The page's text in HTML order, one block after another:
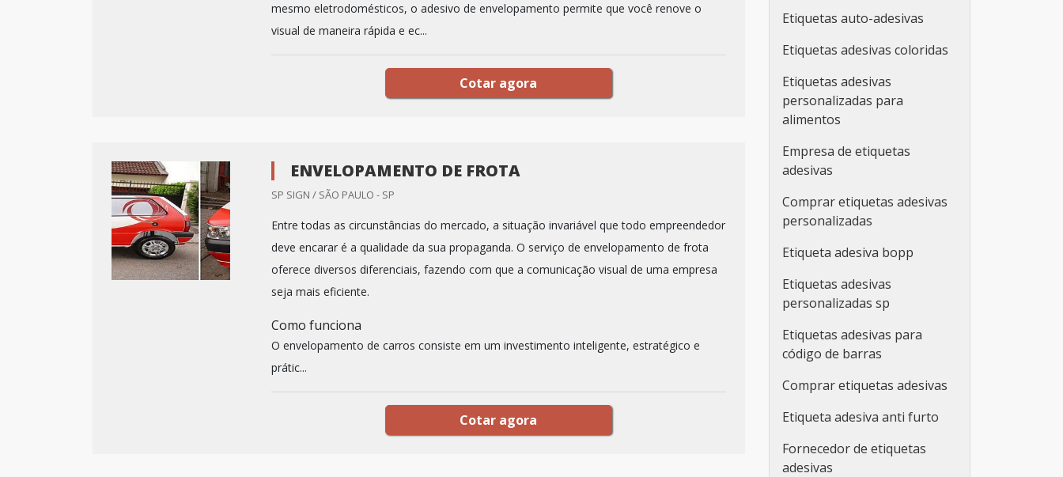
mesmo eletrodomésticos, o adesivo de envelopamento permite que você renove o
visual de maneira rápida e ec...
Cotar agora
ENVELOPAMENTO DE FROTA
SP SIGN / SÃO PAULO - SP
Entre todas as circunstâncias do mercado, a situação invariável que todo empreendedor
deve encarar é a qualidade da sua propaganda. O serviço de envelopamento de frota
oferece diversos diferenciais, fazendo com que a comunicação visual de uma empresa
seja mais eficiente.
Como funciona
O envelopamento de carros consiste em um investimento inteligente, estratégico e
prátic...
Cotar agora
Etiquetas auto-adesivas
Etiquetas adesivas coloridas
Etiquetas adesivas
personalizadas para
alimentos
Empresa de etiquetas
adesivas
Comprar etiquetas adesivas
personalizadas
Etiqueta adesiva bopp
Etiquetas adesivas
personalizadas sp
Etiquetas adesivas para
código de barras
Comprar etiquetas adesivas
Etiqueta adesiva anti furto
Fornecedor de etiquetas
adesivas